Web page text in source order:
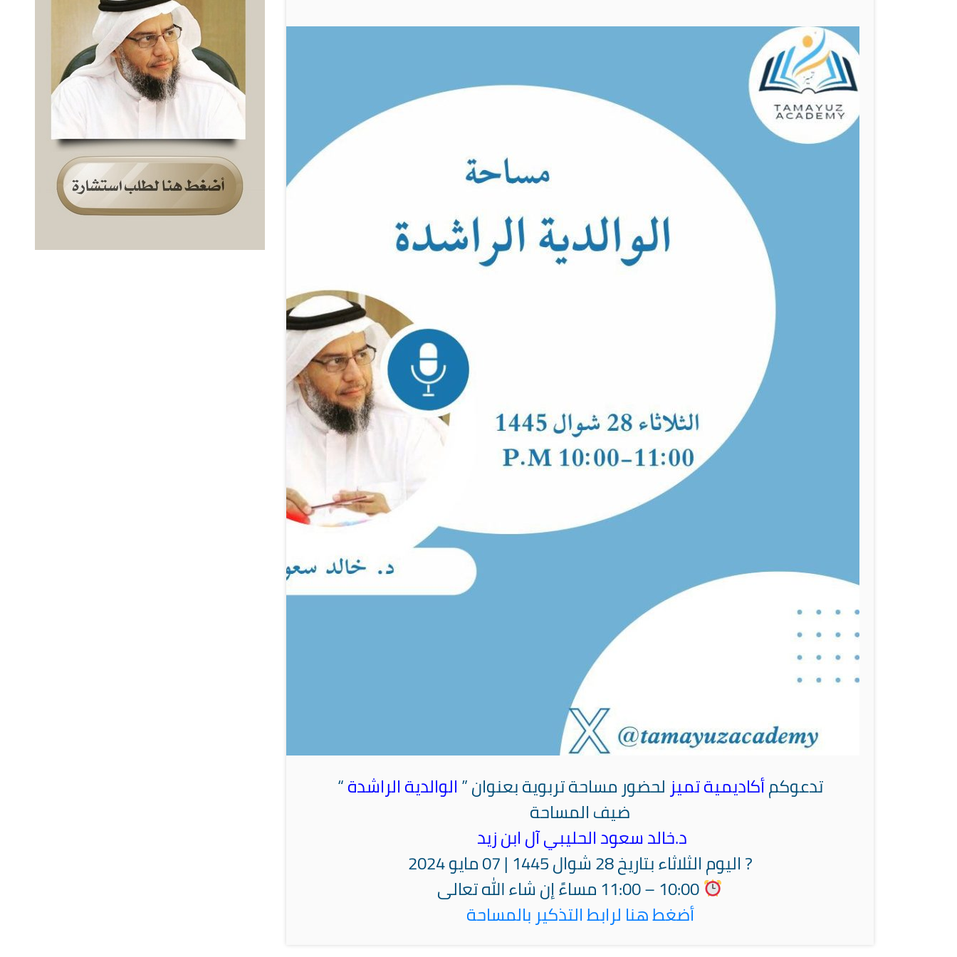
تدعوكمأكاديمية تميزلحضور مساحة تربوية بعنوان ”الوالدية الراشدة“
‏ضيف المساحة
د.خالد سعود الحليبي آل ابن زيد ⁦
? اليوم الثلاثاء بتاريخ 28 شوال 1445 | 07 مايو 2024
أضغط هنا لرابط التذكير بالمساحة